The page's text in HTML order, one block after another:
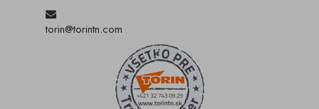
torin@torintn.com